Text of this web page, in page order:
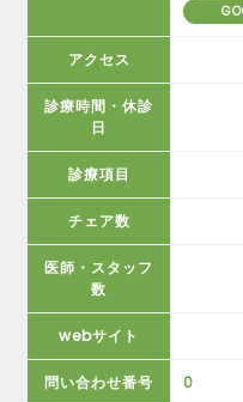
アクセス
診療時間・休診
日
診療項目
チェア数
医師・スタッフ
数
webサイト
問い合わせ番号 0